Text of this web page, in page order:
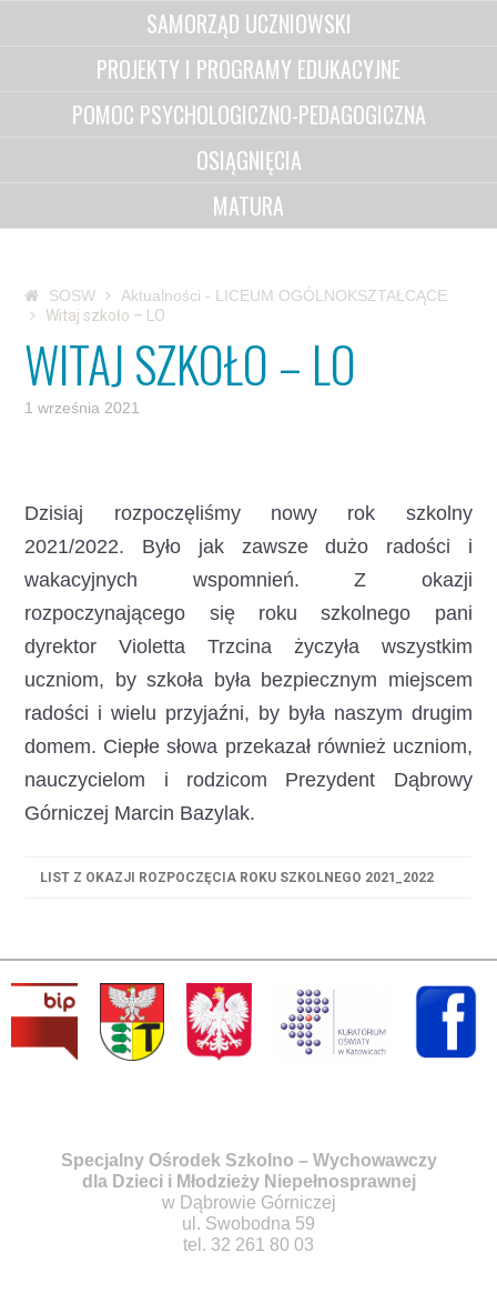
SAMORZĄD UCZNIOWSKI
PROJEKTY I PROGRAMY EDUKACYJNE
POMOC PSYCHOLOGICZNO-PEDAGOGICZNA
OSIĄGNIĘCIA
MATURA
SOSW
Aktualności - LICEUM OGÓLNOKSZTAŁCĄCE
Witaj szkoło – LO
WITAJ SZKOŁO – LO
1 września 2021
Dzisiaj rozpoczęliśmy nowy rok szkolny
2021/2022. Było jak zawsze dużo radości i
wakacyjnych wspomnień.Z okazji
rozpoczynającego się roku szkolnego pani
dyrektor Violetta Trzcina życzyła wszystkim
uczniom, by szkoła była bezpiecznym miejscem
radości i wielu przyjaźni, by była naszym drugim
domem. Ciepłe słowa przekazał również uczniom,
nauczycielom i rodzicom Prezydent Dąbrowy
Górniczej Marcin Bazylak.
LIST Z OKAZJI ROZPOCZĘCIA ROKU SZKOLNEGO 2021_2022
Specjalny Ośrodek Szkolno – Wychowawczy
dla Dzieci i Młodzieży Niepełnosprawnej
w Dąbrowie Górniczej
ul. Swobodna 59
tel. 32 261 80 03